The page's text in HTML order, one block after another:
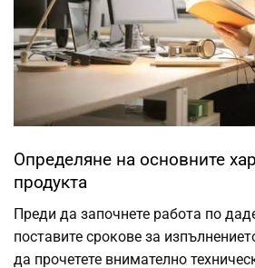
Определяне на основните
продукта
Преди да започнете работа по
поставите срокове за
да прочетете внимателно